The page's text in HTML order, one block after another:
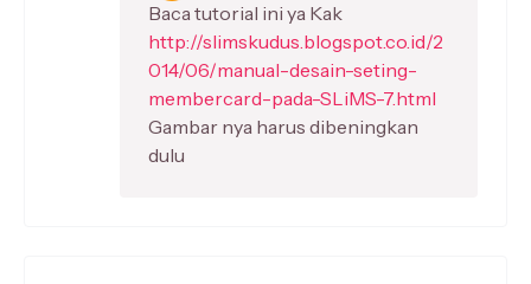
Baca tutorial ini ya Kak
http://slimskudus.blogspot.co.id/2
014/06/manual-desain-seting-
membercard-pada-SLiMS-7.html
Gambar nya harus dibeningkan
dulu